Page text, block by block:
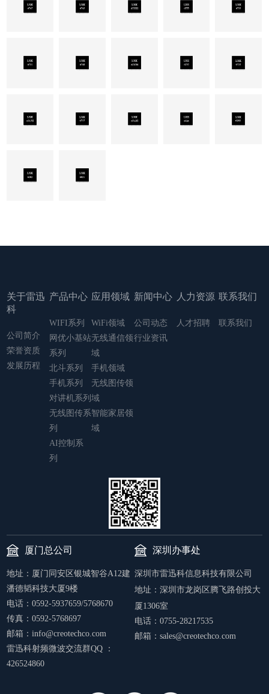
关于雷迅
科
公司简介
荣誉资质
发展历程
产品中心
WIFI系列
网优小基站
系列
北斗系列
手机系列
对讲机系列
无线图传系
列
AI控制系
列
应用领域
WiFi领域
无线通信领
域
手机领域
无线图传领
域
智能家居领
域
新闻中心
公司动态
行业资讯
人力资源
人才招聘
联系我们
联系我们
厦门总公司
地址：厦门同安区银城智谷A12建
潘德韬科技大厦9楼
电话：0592-5937659/5768670
传真：0592-5768697
邮箱：info@creotechco.com
雷迅科射频微波交流群QQ ：
426524860
深圳办事处
深圳市雷迅科信息科技有限公司
地址： 深圳市龙岗区腾飞路创投大
厦1306室
电话：0755-28217535
邮箱：sales@creotechco.com